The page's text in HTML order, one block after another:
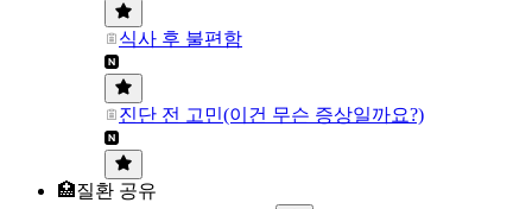
식사 후 불편함
진단 전 고민(이건 무슨 증상일까요?)
🏥질환 공유